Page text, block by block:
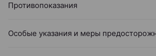
Противопоказания
Особые указания и меры